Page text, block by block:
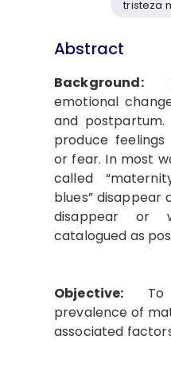
tristeza
Abstract
Background:
emotional
and postpartum.
produce feelings
or fear. In most
called
blues” disappear
disappear or
catalogued as
Objective: To
prevalence of
associated